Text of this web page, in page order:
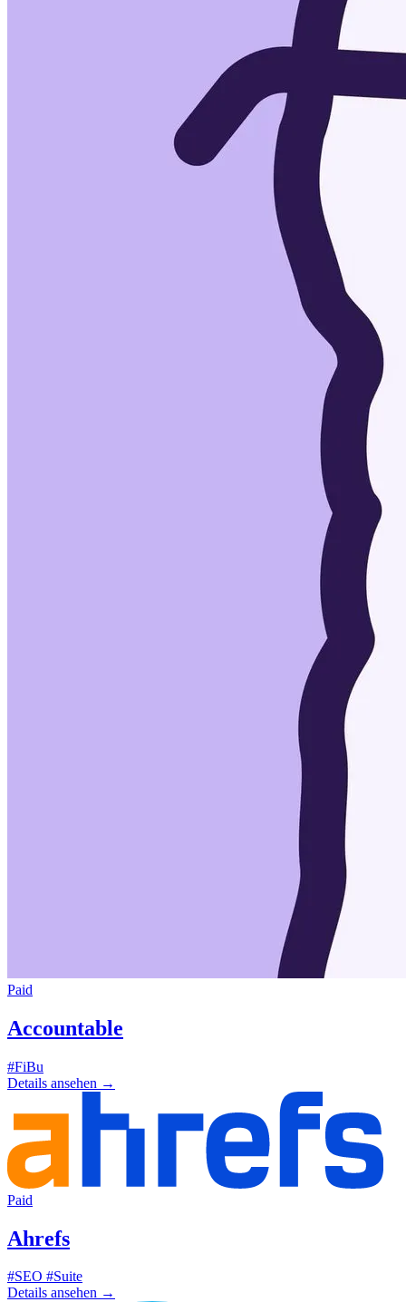
Paid
Accountable
#FiBu
Details ansehen →
Paid
Ahrefs
#SEO #Suite
Details ansehen →